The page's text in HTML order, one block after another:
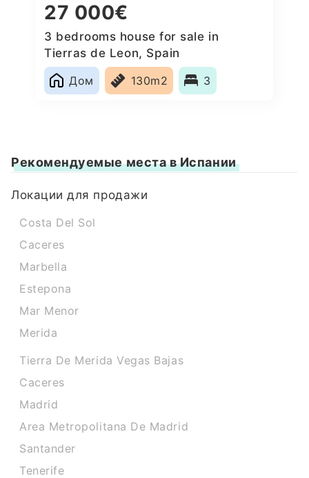
27 000€
3 bedrooms house for sale in
Tierras de Leon, Spain
Дом
130m2 3
Рекомендуемые места в Испании
Локации для продажи
Costa Del Sol
Caceres‎
Marbella
Estepona
Mar Menor
Merida
Tierra De Merida Vegas Bajas
Caceres
Madrid
Area Metropolitana De Madrid
Santander
Tenerife